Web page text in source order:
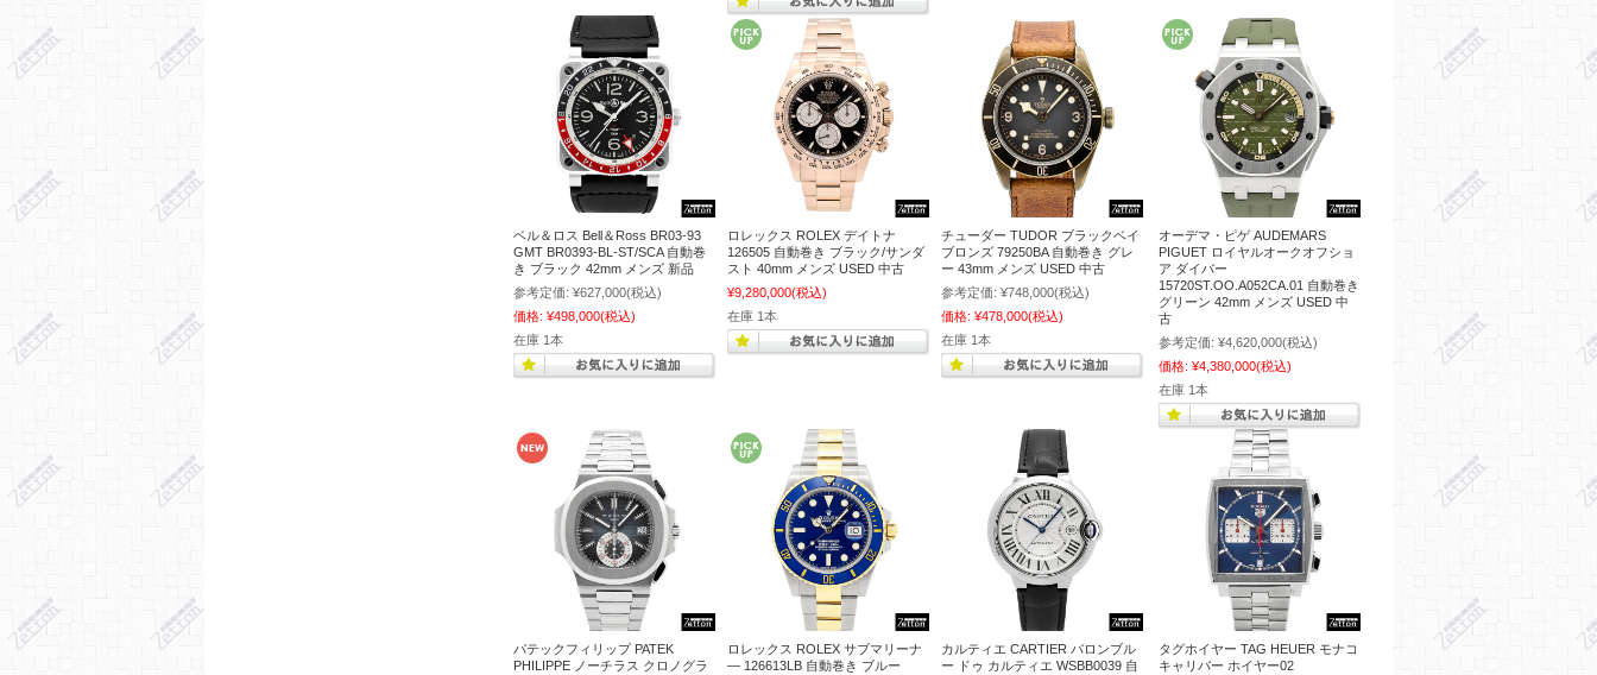
ベル＆ロス Bell＆Ross BR03-93
GMT BR0393-BL-ST/SCA 自動巻
き ブラック 42mm メンズ 新品
参考定価: ¥627,000(税込)
価格: ¥498,000(税込)
在庫 1本
ロレックス ROLEX デイトナ
126505 自動巻き ブラック/サンダ
スト 40mm メンズ USED 中古
¥9,280,000(税込)
在庫 1本
チューダー TUDOR ブラックベイ
ブロンズ 79250BA 自動巻き グレ
ー 43mm メンズ USED 中古
参考定価: ¥748,000(税込)
価格: ¥478,000(税込)
在庫 1本
オーデマ・ピゲ AUDEMARS
PIGUET ロイヤルオークオフショ
ア ダイバー
15720ST.OO.A052CA.01 自動巻き
グリーン 42mm メンズ USED 中
古
参考定価: ¥4,620,000(税込)
価格: ¥4,380,000(税込)
在庫 1本
パテックフィリップ PATEK
PHILIPPE ノーチラス クロノグラ
ロレックス ROLEX サブマリーナ
― 126613LB 自動巻き ブルー
カルティエ CARTIER バロンブル
ー ドゥ カルティエ WSBB0039 自
タグホイヤー TAG HEUER モナコ
キャリバー ホイヤー02